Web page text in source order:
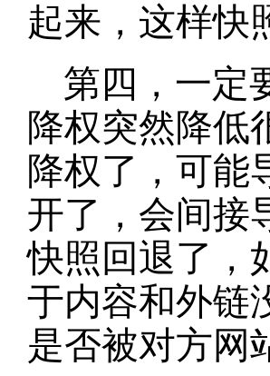
起来，这样快
第四，一定
降权突然降低
降权了，可能
开了，会间接
快照回退了，
于内容和外链
是否被对方网